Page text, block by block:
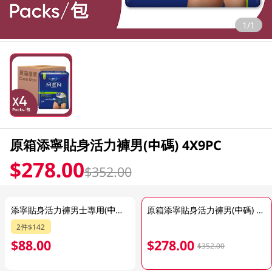
1/1
原箱添寧貼身活力褲男(中碼) 4X9PC
$278.00$352.00
添寧貼身活力褲男士專用(中碼) 9PC
2件$142
$88.00
原箱添寧貼身活力褲男(中碼) 4X9PC
$278.00 $352.00